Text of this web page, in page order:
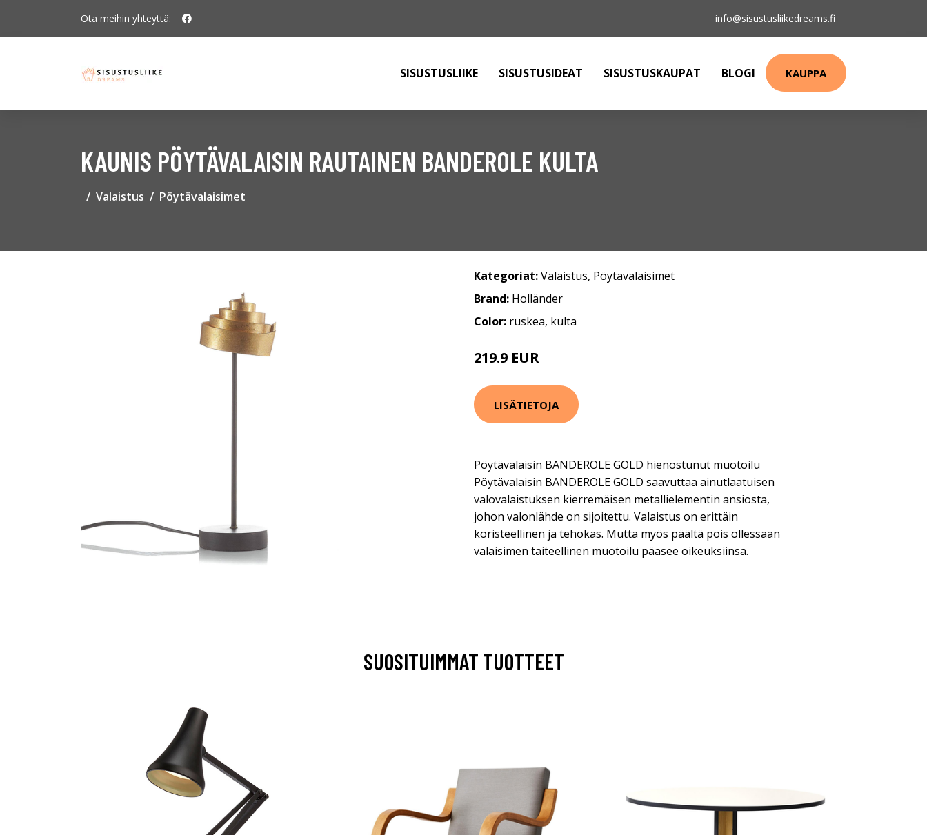
Ota meihin yhteyttä: info@sisustusliikedreams.fi
SISUSTUSLIIKE SISUSTUSIDEAT SISUSTUSKAUPAT BLOGI KAUPPA
KAUNIS PÖYTÄVALAISIN RAUTAINEN BANDEROLE KULTA
Valaistus Pöytävalaisimet
Kategoriat:Valaistus, Pöytävalaisimet
Brand: Holländer
Color: ruskea, kulta
219.9 EUR
LISÄTIETOJA
Pöytävalaisin BANDEROLE GOLD hienostunut muotoilu
Pöytävalaisin BANDEROLE GOLD saavuttaa ainutlaatuisen
valovalaistuksen kierremäisen metallielementin ansiosta,
johon valonlähde on sijoitettu. Valaistus on erittäin
koristeellinen ja tehokas. Mutta myös päältä pois ollessaan
valaisimen taiteellinen muotoilu pääsee oikeuksiinsa.
SUOSITUIMMAT TUOTTEET